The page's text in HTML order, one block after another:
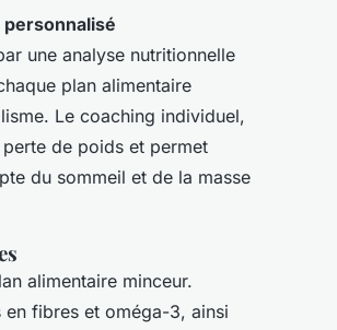
une analyse nutritionnelle
plan alimentaire
Le coaching individuel,
de poids et permet
du sommeil et de la masse
alimentaire minceur.
en fibres et oméga-3, ainsi